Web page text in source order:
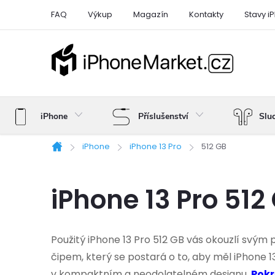
FAQ Výkup Magazín Kontakty Stavy
iPhone Příslušenství
Domů
iPhone iPhone 13 Pro 512 GB
iPhone 13 Pro 512
Použitý iPhone 13 Pro 512 GB vás okouzlí
čipem, který se postará o to, aby měl iPhone